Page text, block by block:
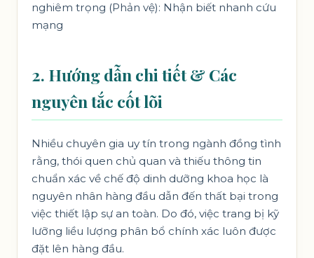
nghiêm trọng (Phản vệ): Nhận biết nhanh cứu
mạng
2. Hướng dẫn chi tiết & Các
nguyên tắc cốt lõi
Nhiều chuyên gia uy tín trong ngành đồng tình
rằng, thói quen chủ quan và thiếu thông tin
chuẩn xác về chế độ dinh dưỡng khoa học là
nguyên nhân hàng đầu dẫn đến thất bại trong
việc thiết lập sự an toàn. Do đó, việc trang bị kỹ
lưỡng liều lượng phân bổ chính xác luôn được
đặt lên hàng đầu.